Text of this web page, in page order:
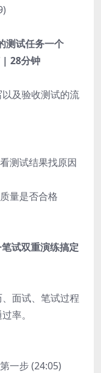
测试任务一个
| 28分钟
及验收测试的流
测试结果找原因
量是否合格
试双重演练搞定
面试、笔试过程
率。
一步 (24:05)